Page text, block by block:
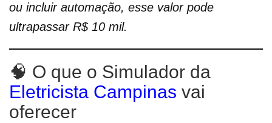
ou incluir automação, esse valor pode
ultrapassar R$ 10 mil.
🧠 O que o Simulador da
Eletricista Campinas vai
oferecer